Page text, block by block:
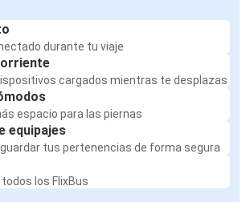
durante tu viaje
cargados mientras te desplazas
espacio para las piernas
equipajes
tus pertenencias de forma segura
los FlixBus